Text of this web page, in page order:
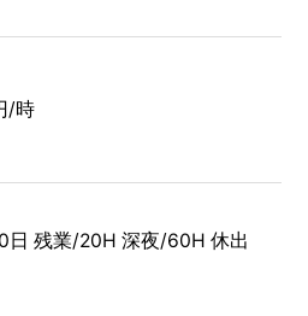
/時
日 残業/20H 深夜/60H 休出